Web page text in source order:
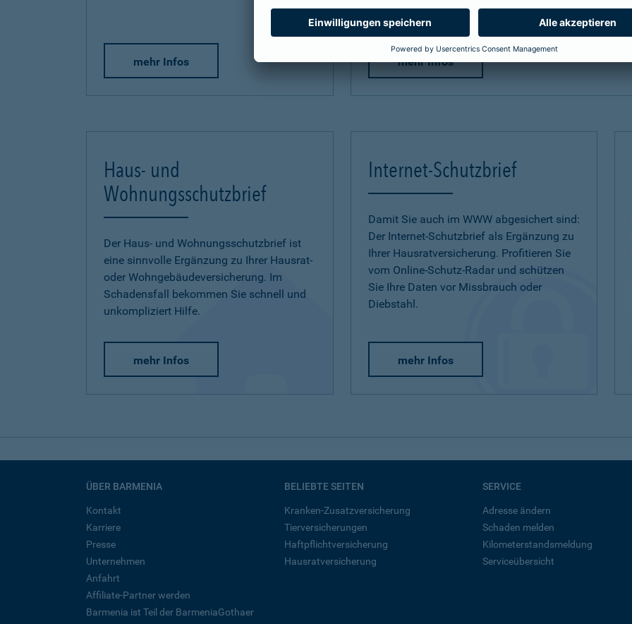
mehr Infos mehr Infos
Haus- und
Wohnungsschutzbrief
Der Haus- und Wohnungsschutzbrief ist
eine sinnvolle Ergänzung zu Ihrer Hausrat-
oder Wohngebäudeversicherung. Im
Schadensfall bekommen Sie schnell und
unkompliziert Hilfe.
mehr Infos
Internet-Schutzbrief
Damit Sie auch im WWW abgesichert sind:
Der Internet-Schutzbrief als Ergänzung zu
Ihrer Hausratversicherung. Profitieren Sie
vom Online-Schutz-Radar und schützen
Sie Ihre Daten vor Missbrauch oder
Diebstahl.
mehr Infos
ÜBER BARMENIA
Kontakt
Karriere
Presse
Unternehmen
Anfahrt
Affiliate-Partner werden
Barmenia ist Teil der BarmeniaGothaer
BELIEBTE SEITEN
Kranken-Zusatzversicherung
Tierversicherungen
Haftpflichtversicherung
Hausratversicherung
SERVICE
Adresse ändern
Schaden melden
Kilometerstandsmeldung
Serviceübersicht